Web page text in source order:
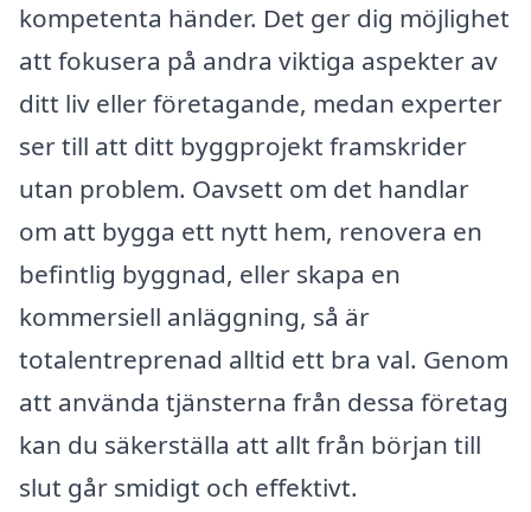
kompetenta händer. Det ger dig möjlighet
att fokusera på andra viktiga aspekter av
ditt liv eller företagande, medan experter
ser till att ditt byggprojekt framskrider
utan problem. Oavsett om det handlar
om att bygga ett nytt hem, renovera en
befintlig byggnad, eller skapa en
kommersiell anläggning, så är
totalentreprenad alltid ett bra val. Genom
att använda tjänsterna från dessa företag
kan du säkerställa att allt från början till
slut går smidigt och effektivt.